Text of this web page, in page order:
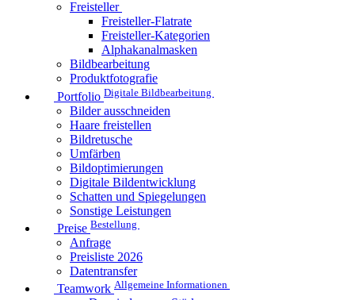
Freisteller
Freisteller-Flatrate
Freisteller-Kategorien
Alphakanalmasken
Bildbearbeitung
Produktfotografie
Portfolio Digitale Bildbearbeitung
Bilder ausschneiden
Haare freistellen
Bildretusche
Umfärben
Bildoptimierungen
Digitale Bildentwicklung
Schatten und Spiegelungen
Sonstige Leistungen
Preise Bestellung
Anfrage
Preisliste 2026
Datentransfer
Teamwork Allgemeine Informationen